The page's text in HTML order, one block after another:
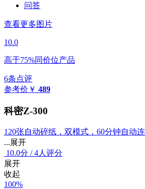
问答
查看更多图片
10.0
高于75%同价位产品
6条点评
参考价 ￥ 489
科密Z-300
120张自动碎纸，双模式，60分钟自动
...展开
10.0分 /4人评分
展开
收起
100%